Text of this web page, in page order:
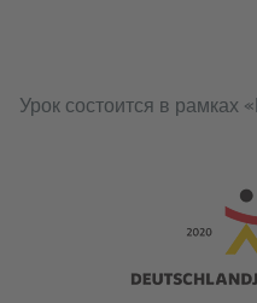
Урок состоится в рамках